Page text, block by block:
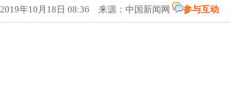
2019年10月18日 08:36 来源： 中国新闻网 参与互动